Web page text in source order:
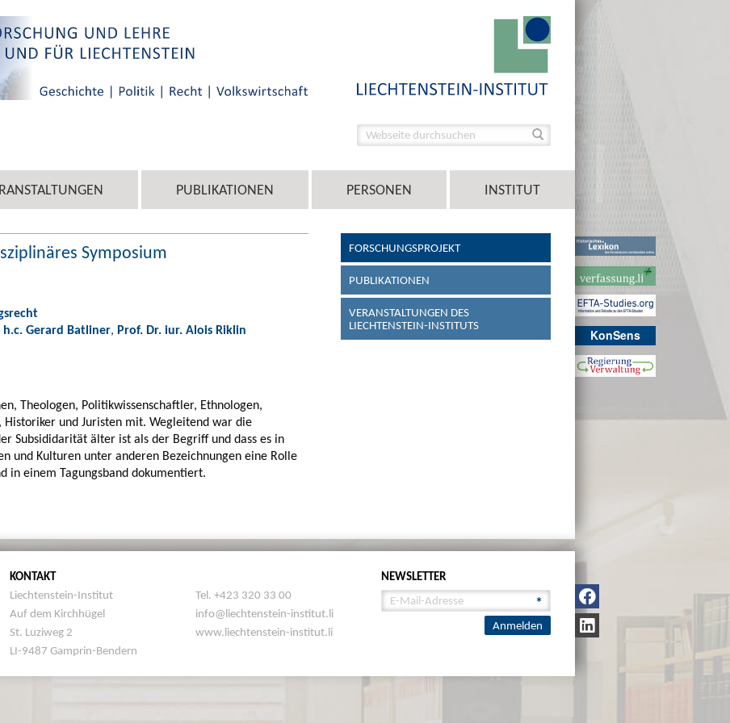
KonSens
PUBLIKATIONEN PERSONEN INSTITUT
Symposium
h.c. Gerard Batliner, Prof. Dr. iur. Alois Riklin
Theologen, Politikwissenschaftler, Ethnologen,
Historiker und Juristen mit. Wegleitend war die
Subsididarität älter ist als der Begriff und dass es in
und Kulturen unter anderen Bezeichnungen eine Rolle
in einem Tagungsband dokumentiert.
FORSCHUNGSPROJEKT
PUBLIKATIONEN
VERANSTALTUNGEN DES
LIECHTENSTEIN-INSTITUTS
KONTAKT
Liechtenstein-Institut
Auf dem Kirchhügel
St. Luziweg 2
LI-9487 Gamprin-Bendern
Tel. +423 320 33 00
info@liechtenstein-institut.li
www.liechtenstein-institut.li
NEWSLETTER